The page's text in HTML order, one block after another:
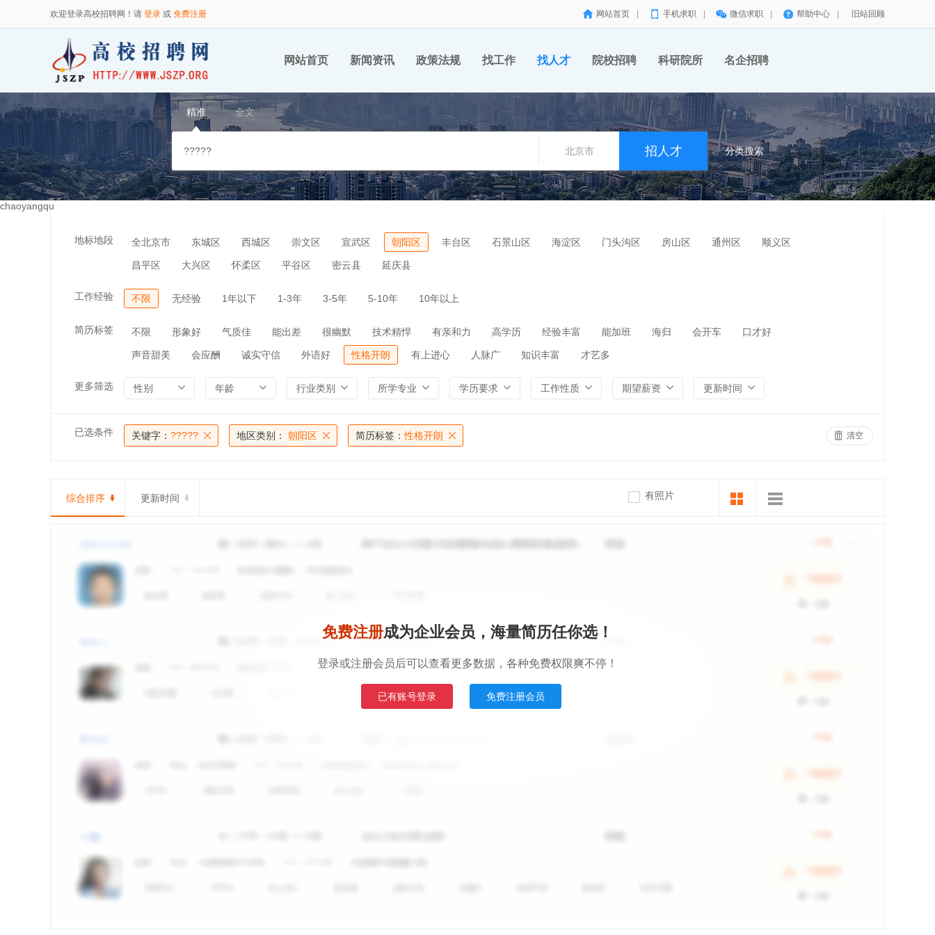
欢迎登录高校招聘网！请 登录 或 免费注册 网站首页 手机求职 微信求职 帮助中心 旧站回顾
网站首页 新闻资讯 政策法规 找工作 找人才 院校招聘 科研院所 名企招聘
精准 全文
北京市 分类搜索
chaoyangqu
地标地段 全北京市 东城区 西城区 崇文区 宣武区 朝阳区 丰台区 石景山区 海淀区 门头沟区 房山区 通州区 顺义区
昌平区 大兴区 怀柔区 平谷区 密云县 延庆县
工作经验 不限 无经验 1年以下 1-3年 3-5年 5-10年 10年以上
简历标签 不限 形象好 气质佳 能出差 很幽默 技术精悍 有亲和力 高学历 经验丰富 能加班 海归 会开车 口才好
声音甜美 会应酬 诚实守信 外语好 性格开朗 有上进心 人脉广 知识丰富 才艺多
更多筛选 性别 年龄 行业类别 所学专业 学历要求 工作性质 期望薪资 更新时间
已选条件 关键字： ????? 地区类别： 朝阳区 简历标签：性格开朗 清空
综合排序 更新时间 有照片
免费注册成为企业会员，海量简历任你选！
登录或注册会员后可以查看更多数据，各种免费权限爽不停！
已有账号登录 免费注册会员